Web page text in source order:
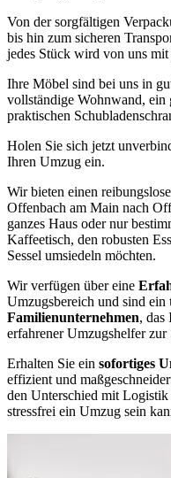
Von der sorgfältigen
bis hin zum sicheren
jedes Stück wird von uns
Ihre Möbel sind bei uns in
vollständige Wohnwand, ein
praktischen
Holen Sie sich jetzt
Ihren Umzug ein.
Wir bieten einen
Offenbach am Main nach
ganzes Haus oder nur
Kaffeetisch, den robusten
Sessel umsiedeln möchten.
Wir verfügen über eine
Umzugsbereich und sind ein
Familienunternehmen, das
erfahrener Umzugshelfer zur
Erhalten Sie ein sofortiges
effizient und
den Unterschied mit
stressfrei ein Umzug sein